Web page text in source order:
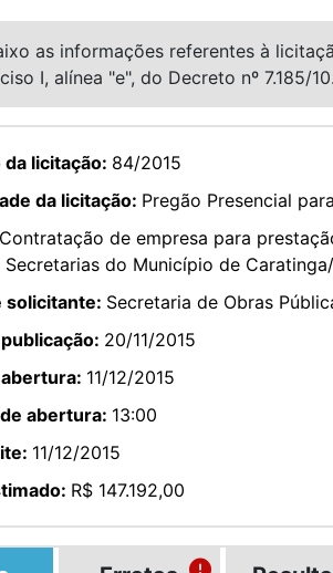
as informações referentes à
I, alínea "e", do Decreto nº 7.185/10.
licitação: 84/2015
da licitação: Pregão Presencial
Contratação de empresa para
Secretarias do Município de
solicitante: Secretaria de Obras
20/11/2015
11/12/2015
abertura: 13:00
11/12/2015
R$ 147.192,00